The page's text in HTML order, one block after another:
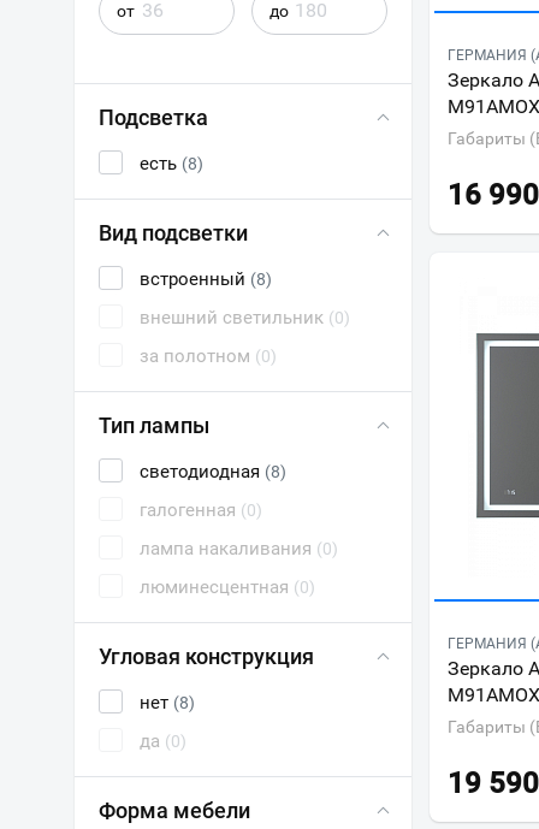
от до
Подсветка
есть (8)
Вид подсветки
встроенный (8)
внешний светильник (0)
за полотном (0)
Тип лампы
светодиодная (8)
галогенная (0)
лампа накаливания (0)
люминесцентная (0)
Угловая конструкция
нет (8)
да (0)
Форма мебели
ГЕРМАНИЯ
Зеркало
Габариты
16 990
ГЕРМАНИЯ
Зеркало
Габариты
19 590